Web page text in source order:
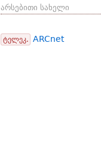
არსებითი სახელი
ტელეკ. ARCnet